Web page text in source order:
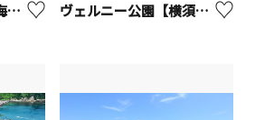
【三浦市】三浦海岸海水浴場「MIURA FUN BEACH三浦海岸」 ヴェルニー公園【横須賀市】